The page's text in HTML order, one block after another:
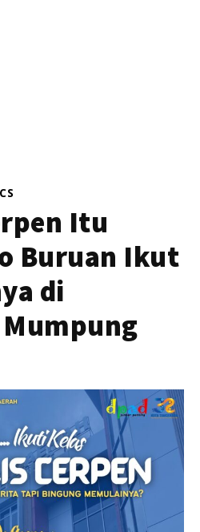
Itu
Buruan Ikut
di